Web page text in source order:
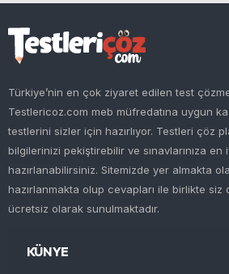
Türkiye’nin en çok ziyaret edilen test
Testlericoz.com meb müfredatına uygun
testlerini sizler için hazırlıyor. Testleri çöz
bilgilerinizi pekiştirebilir ve sınavlarınıza en
hazırlanabilirsiniz. Sitemizde yer almakta
hazırlanmakta olup cevapları ile birlikte
ücretsiz olarak sunulmaktadır.
KÜNYE